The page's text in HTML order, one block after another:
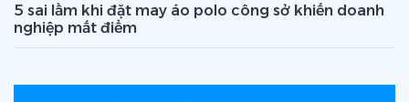
5 sai lầm khi đặt may áo polo công sở khiến doanh
nghiệp mất điểm